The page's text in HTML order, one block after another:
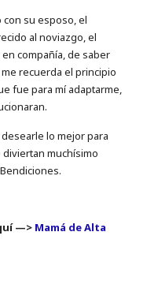
con su esposo, el
al noviazgo, el
compañía, de saber
recuerda el principio
fue para mí adaptarme,
lo mejor para
muchísimo
—> Mamá de Alta